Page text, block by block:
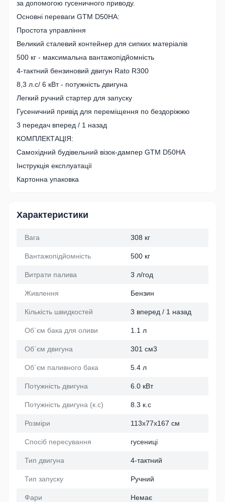
за допомогою гусеничного приводу.
Основні переваги GTM D50HA:
Простота управління
Великий сталевий контейнер для сипких матеріалів
500 кг - максимальна вантажопідйомність
4-тактний бензиновий двигун Rato R300
8,3 л.с/ 6 кВт - потужність двигуна
Легкий ручний стартер для запуску
Гусеничний привід для переміщення по бездоріжжю
3 передач вперед / 1 назад
КОМПЛЕКТАЦІЯ:
Самохідний будівельний візок-дампер GTM D50HA
Інструкція експлуатації
Картонна упаковка
Характеристики
Вага 308 кг
Вантажопідйомність 500 кг
Витрати палива 3 л/год
Живлення Бензин
Кількість швидкостей 3 вперед / 1 назад
Об`єм бака для оливи 1.1 л
Об`єм двигуна 301 см3
Об`єм паливного бака 5.4 л
Потужність двигуна 6.0 кВт
Потужність двигуна (к.с) 8.3 к.с
Розміри 113x77x167 см
Спосіб пересування гусениці
Тип двигуна 4-тактний
Тип запуску Ручний
Фари Немає